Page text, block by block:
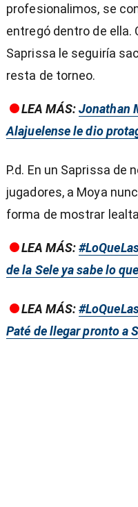
profesionalimos, se
entregó dentro de ella.
Saprissa le seguiría
resta de torneo.
LEA MÁS:Jonathan
Alajuelense le dio
P.d. En un Saprissa de
jugadores, a Moya
forma de mostrar
LEA MÁS:
de la Sele ya sabe lo
LEA MÁS:
Paté de llegar pronto a